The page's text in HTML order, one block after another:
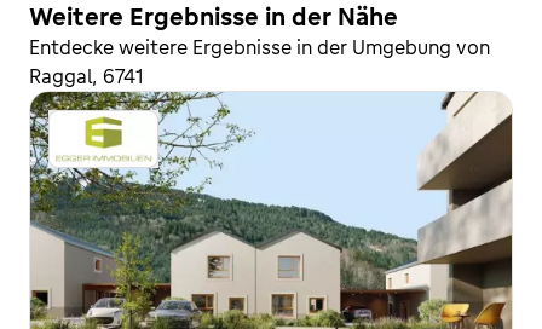
Weitere Ergebnisse in der Nähe
Entdecke weitere Ergebnisse in der Umgebung von
Raggal, 6741